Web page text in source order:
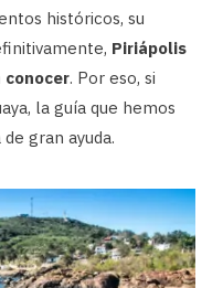
históricos, su
Piriápolis
conocer. Por eso, si
la guía que hemos
gran ayuda.